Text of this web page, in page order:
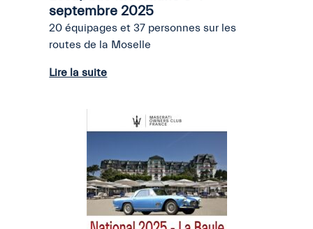
septembre 2025
20 équipages et 37 personnes sur les
routes de la Moselle
Lire la suite